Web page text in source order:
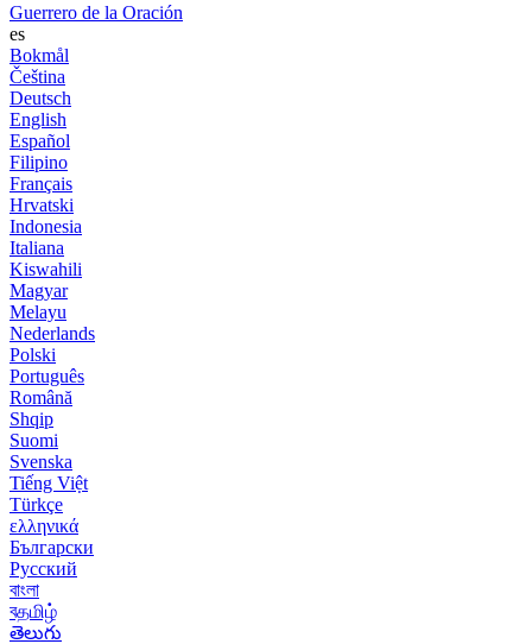
Guerrero de la Oración
es
Bokmål
Čeština
Deutsch
English
Español
Filipino
Français
Hrvatski
Indonesia
Italiana
Kiswahili
Magyar
Melayu
Nederlands
Polski
Português
Română
Shqip
Suomi
Svenska
Tiếng Việt
Türkçe
ελληνικά
Български
Русский
বাংলা
বதமிழ்
తెలుగు